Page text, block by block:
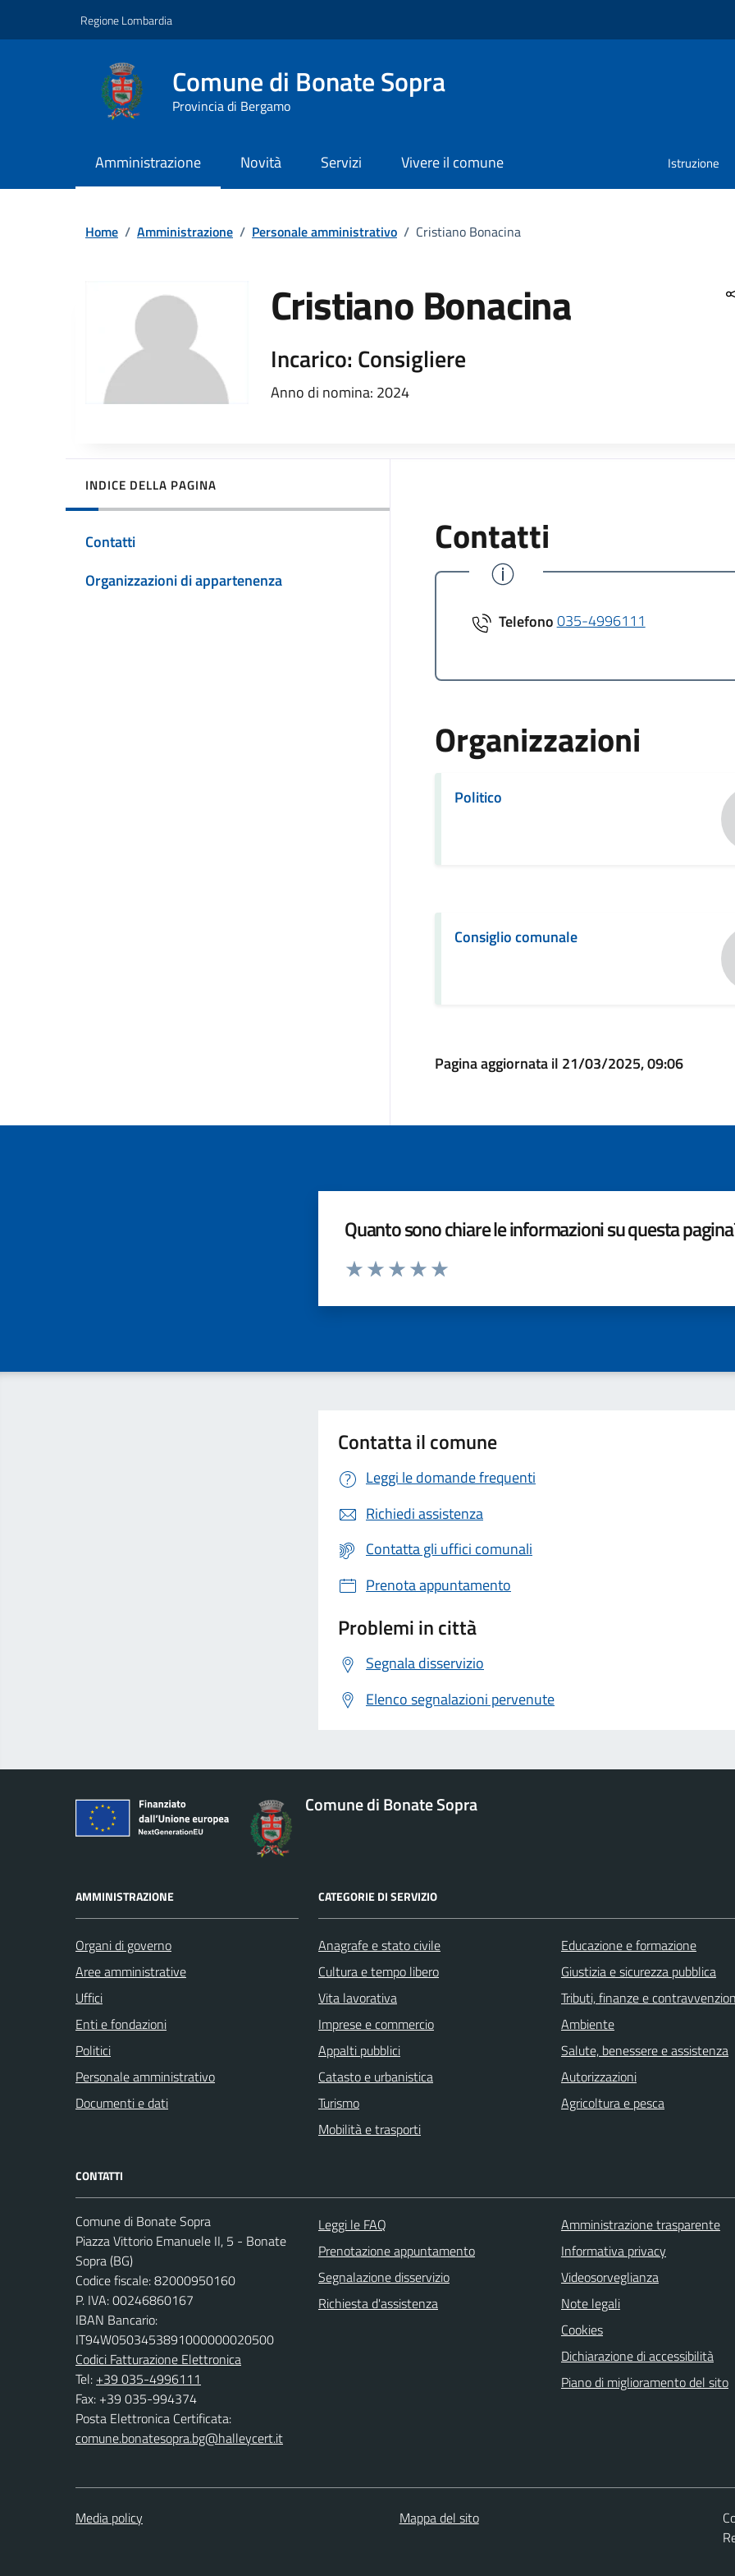
Regione Lombardia
Comune di Bonate Sopra
Provincia di Bergamo
Amministrazione Novità Servizi Vivere il comune Istruzione
Home / Amministrazione / Personale amministrativo / Cristiano Bonacina
Cristiano Bonacina
Incarico: Consigliere
Anno di nomina: 2024
INDICE DELLA PAGINA
Contatti
Organizzazioni di appartenenza
Contatti
Telefono035-4996111
Organizzazioni
Politico
Consiglio comunale
Pagina aggiornata il 21/03/2025, 09:06
Quanto sono chiare le informazioni su questa
Valuta da 1 a 5 stelle la pagina
Contatta il comune
Leggi le domande frequenti
Richiedi assistenza
Contatta gli uffici comunali
Prenota appuntamento
Problemi in città
Segnala disservizio
Elenco segnalazioni pervenute
Comune di Bonate Sopra
AMMINISTRAZIONE
Organi di governo
Aree amministrative
Uffici
Enti e fondazioni
Politici
Personale amministrativo
Documenti e dati
CATEGORIE DI SERVIZIO
Anagrafe e stato civile
Cultura e tempo libero
Vita lavorativa
Imprese e commercio
Appalti pubblici
Catasto e urbanistica
Turismo
Mobilità e trasporti
Educazione e formazione
Giustizia e sicurezza pubblica
Tributi, finanze e
Ambiente
Salute, benessere e assistenza
Autorizzazioni
Agricoltura e pesca
CONTATTI
Comune di Bonate Sopra
Piazza Vittorio Emanuele II, 5 - Bonate
Sopra (BG)
Codice fiscale: 82000950160
P. IVA: 00246860167
IBAN Bancario:
IT94W0503453891000000020500
Codici Fatturazione Elettronica
Tel: +39 035-4996111
Fax: +39 035-994374
Posta Elettronica Certificata:
comune.bonatesopra.bg@halleycert.it
Leggi le FAQ
Prenotazione appuntamento
Segnalazione disservizio
Richiesta d'assistenza
Amministrazione trasparente
Informativa privacy
Videosorveglianza
Note legali
Cookies
Dichiarazione di accessibilità
Piano di miglioramento del sito
Media policy Mappa del sito